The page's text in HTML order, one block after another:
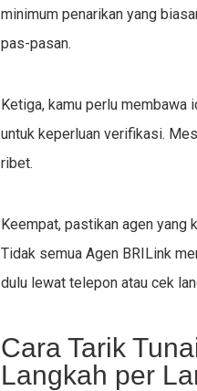
minimum penarikan yang
pas-pasan.
Ketiga, kamu perlu membawa
untuk keperluan verifikasi.
ribet.
Keempat, pastikan agen yang
Tidak semua Agen BRILink
dulu lewat telepon atau cek
Cara Tarik
Langkah per